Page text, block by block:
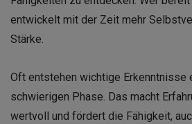
entwickelt mit der Zeit mehr
Stärke.
Oft entstehen wichtige Erkenntnisse
schwierigen Phase. Das macht
wertvoll und fördert die Fähigkeit,